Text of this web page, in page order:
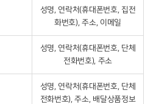
성명, 연락처(휴대폰번호, 집전
화번호), 주소, 이메일
성명, 연락처(휴대폰번호, 단체
전화번호), 주소
성명, 연락처(휴대폰번호, 단체
전화번호), 주소, 배달상품정보